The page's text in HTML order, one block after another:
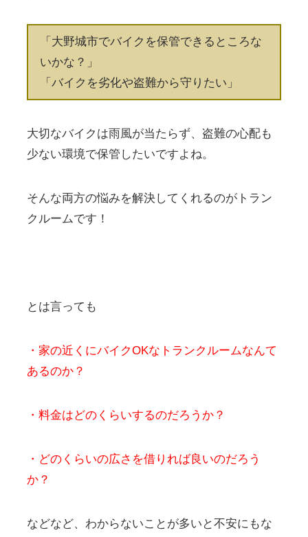
「大野城市でバイクを保管できるところな
いかな？」
「バイクを劣化や盗難から守りたい」
大切なバイクは雨風が当たらず、盗難の心配も
少ない環境で保管したいですよね。
そんな両方の悩みを解決してくれるのがトラン
クルームです！
とは言っても
・家の近くにバイクOKなトランクルームなんて
あるのか？
・料金はどのくらいするのだろうか？
・どのくらいの広さを借りれば良いのだろう
か？
などなど、わからないことが多いと不安にもな